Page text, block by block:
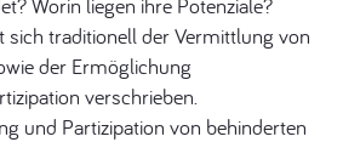
sich traditionell der Vermittlung von
der Ermöglichung
verschrieben.
und Partizipation von behinderten